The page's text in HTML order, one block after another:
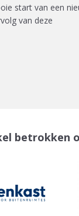
start van een
van deze
betrokken